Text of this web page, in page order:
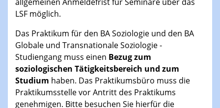
LSF möglich.
Das Praktikum für den BA Soziologie und den BA
Globale und Transnationale Soziologie -
Studiengang muss einen Bezug zum
soziologischen Tätigkeitsbereich und zum
Studium haben. Das Praktikumsbüro muss die
Praktikumsstelle vor Antritt des Praktikums
genehmigen. Bitte besuchen Sie hierfür die